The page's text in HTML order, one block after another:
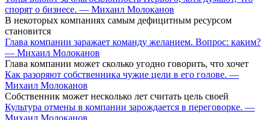
спорят о бизнесе. — Михаил Молоканов
В некоторых компаниях самым дефицитным ресурсом
становится
Глава компании заражает команду желанием. Вопрос: каким?
— Михаил Молоканов
Глава компании может сколько угодно говорить, что хочет
Как разоряют собственника чужие цели в его голове. —
Михаил Молоканов
Собственник может несколько лет считать цель своей
Культура отмены в компании зарождается в переговорке. —
Михаил Молоканов